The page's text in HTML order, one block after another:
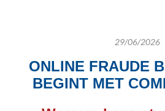
29/06/2026
ONLINE FRAUDE
BEGINT MET